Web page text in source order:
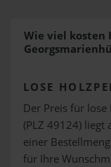
Wie viel kosten
LOSE
Der Preis für
(PLZ 49124) liegt
einer
für Ihre